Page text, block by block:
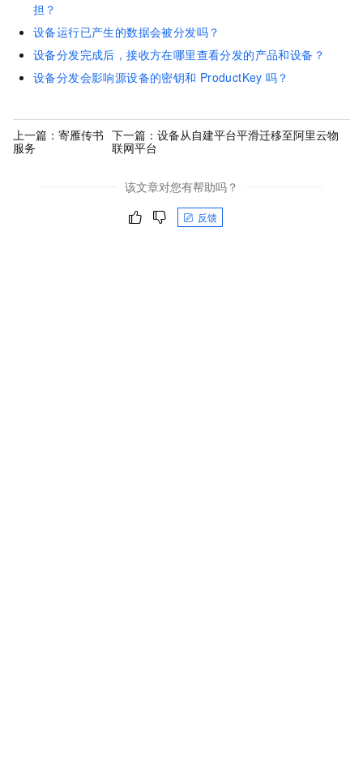
担？
设备运行已产生的数据会被分发吗？
设备分发完成后，接收方在哪里查看分发的产品和设备？
设备分发会影响源设备的密钥和 ProductKey 吗？
上一篇： 寄雁传书
服务
下一篇：设备从自建平台平滑迁移至阿里云物
联网平台
该文章对您有帮助吗？
反馈